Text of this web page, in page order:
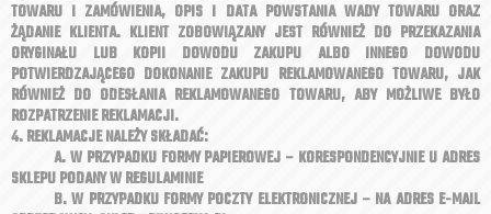
TOWARU I ZAMÓWIENIA, OPIS I DATA POWSTANIA WADY TOWARU ORAZ
ŻĄDANIE KLIENTA. KLIENT ZOBOWIĄZANY JEST RÓWNIEŻ DO PRZEKAZANIA
ORYGINAŁU LUB KOPII DOWODU ZAKUPU ALBO INNEGO DOWODU
POTWIERDZAJĄCEGO DOKONANIE ZAKUPU REKLAMOWANEGO TOWARU, JAK
RÓWNIEŻ DO ODESŁANIA REKLAMOWANEGO TOWARU, ABY MOŻLIWE BYŁO
ROZPATRZENIE REKLAMACJI.
4. REKLAMACJE NALEŻY SKŁADAĆ:
A. W PRZYPADKU FORMY PAPIEROWEJ – KORESPONDENCYJNIE U ADRES
SKLEPU PODANY W REGULAMINIE
B. W PRZYPADKU FORMY POCZTY ELEKTRONICZNEJ – NA ADRES E-MAIL